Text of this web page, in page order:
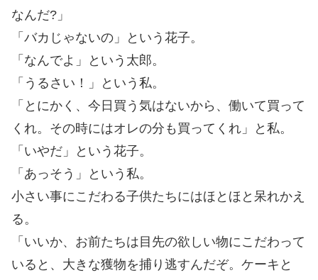
なんだ?」
「バカじゃないの」という花子。
「なんでよ」という太郎。
「うるさい！」という私。
「とにかく、今日買う気はないから、働いて買って
くれ。その時にはオレの分も買ってくれ」と私。
「いやだ」という花子。
「あっそう」という私。
小さい事にこだわる子供たちにはほとほと呆れかえ
る。
「いいか、お前たちは目先の欲しい物にこだわって
いると、大きな獲物を捕り逃すんだぞ。ケーキと